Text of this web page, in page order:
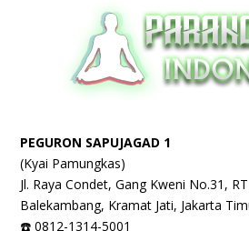
PEGURON SAPUJAGAD 1
(Kyai Pamungkas)
Jl. Raya Condet, Gang Kweni No.31,
Balekambang, Kramat Jati, Jakarta
☎️ 0812-1314-5001